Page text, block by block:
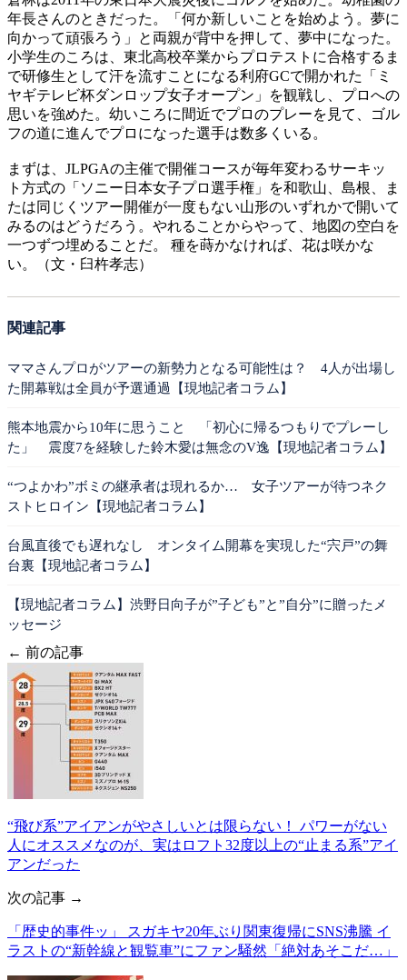
年長さんのときだった。「何か新しいことを始めよう。夢に
向かって頑張ろう」と両親が背中を押して、夢中になった。
小学生のころは、東北高校卒業からプロテストに合格するま
で研修生として汗を流すことになる利府GCで開かれた「ミ
ヤギテレビ杯ダンロップ女子オープン」を観戦し、プロへの
思いを強めた。幼いころに間近でプロのプレーを見て、ゴル
フの道に進んでプロになった選手は数多くいる。
まずは、JLPGAの主催で開催コースが毎年変わるサーキッ
ト方式の「ソニー日本女子プロ選手権」を和歌山、島根、ま
たは同じくツアー開催が一度もない山形のいずれかで開いて
みるのはどうだろう。やれることからやって、地図の空白を
一つずつ埋めることだ。 種を蒔かなければ、花は咲かな
い。（文・臼杵孝志）
関連記事
ママさんプロがツアーの新勢力となる可能性は？ 4人が出場し
た開幕戦は全員が予選通過【現地記者コラム】
熊本地震から10年に思うこと 「初心に帰るつもりでプレーし
た」 震度7を経験した鈴木愛は無念のV逸【現地記者コラム】
“つよかわ”ボミの継承者は現れるか… 女子ツアーが待つネク
ストヒロイン【現地記者コラム】
台風直後でも遅れなし オンタイム開幕を実現した“宍戸”の舞
台裏【現地記者コラム】
【現地記者コラム】渋野日向子が”子ども”と”自分”に贈ったメ
ッセージ
← 前の記事
“飛び系”アイアンがやさしいとは限らない！ パワーがない
人にオススメなのが、実はロフト32度以上の“止まる系”アイ
アンだった
次の記事 →
「歴史的事件ッ」 スガキヤ20年ぶり関東復帰にSNS沸騰 イ
ラストの“新幹線と観覧車”にファン騒然「絶対あそこだ…」